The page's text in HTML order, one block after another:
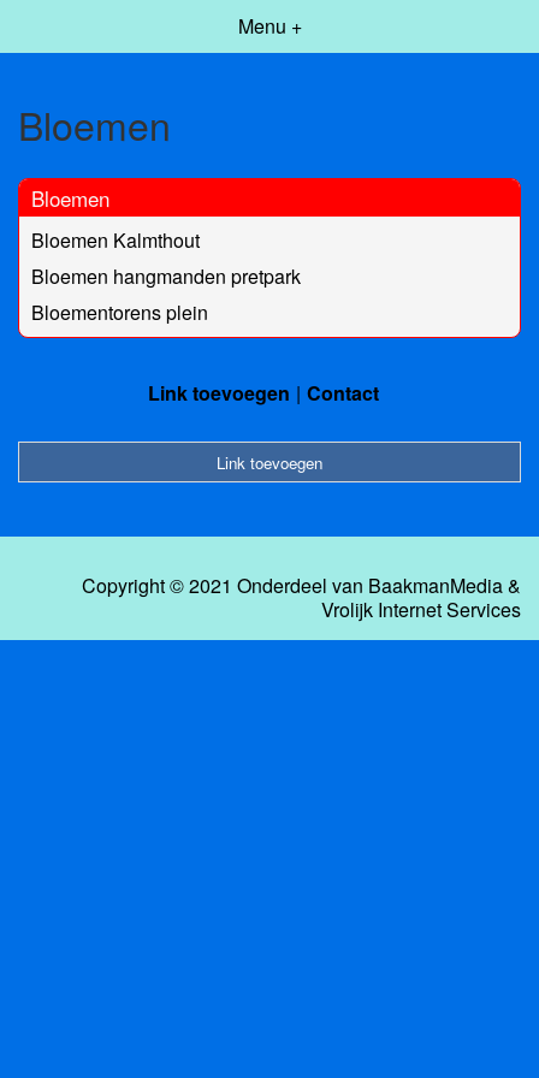
Menu +
Bloemen
Bloemen
Bloemen Kalmthout
Bloemen hangmanden pretpark
Bloementorens plein
Link toevoegen Contact
Link toevoegen
Copyright © 2021 Onderdeel van BaakmanMedia&
Vrolijk Internet Services